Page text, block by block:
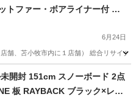
トファー・ボアライナー付 ベ
BLUE LABEL 秋冬
アウトレットモノハウス
6月24日
舗、苫小牧市内に１店舗） 総合リサイ
ト 三陽商会
開封 151cm スノーボード 2点
板 RAYBACK ブラック×レッ
ン・バインディング M/L ☆ Pa